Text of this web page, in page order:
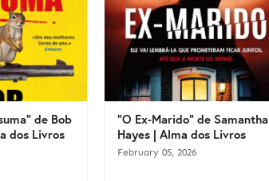
de Bob
dos Livros
"O Ex-Marido" de Samantha
Hayes | Alma dos Livros
February 05, 2026